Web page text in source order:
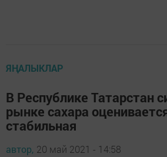
ЯҢАЛЫКЛАР
В Республике Татарстан
рынке сахара
стабильная
автор, 20 май 2021 - 14:58